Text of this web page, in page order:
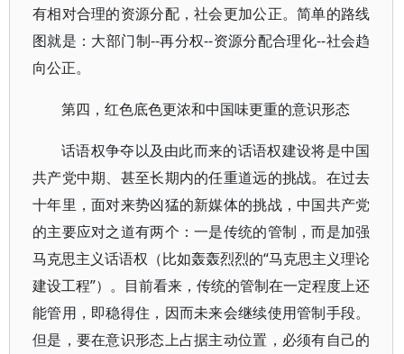
有相对合理的资源分配，社会更加公正。简单的路线
图就是：大部门制--再分权--资源分配合理化--社会趋
向公正。
第四，红色底色更浓和中国味更重的意识形态
话语权争夺以及由此而来的话语权建设将是中国
共产党中期、甚至长期内的任重道远的挑战。在过去
十年里，面对来势凶猛的新媒体的挑战，中国共产党
的主要应对之道有两个：一是传统的管制，而是加强
马克思主义话语权（比如轰轰烈烈的“马克思主义理论
建设工程”）。目前看来，传统的管制在一定程度上还
能管用，即稳得住，因而未来会继续使用管制手段。
但是，要在意识形态上占据主动位置，必须有自己的